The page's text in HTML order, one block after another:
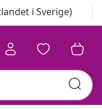
i Sverige)